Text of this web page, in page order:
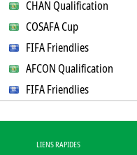
CHAN Qualification
COSAFA Cup
FIFA Friendlies
AFCON Qualification
FIFA Friendlies
LIENS RAPIDES